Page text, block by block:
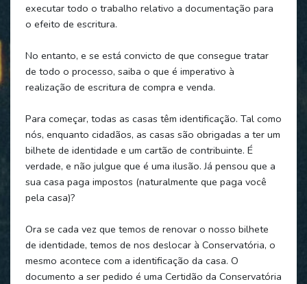
executar todo o trabalho relativo a documentação para
o efeito de escritura.
No entanto, e se está convicto de que consegue tratar
de todo o processo, saiba o que é imperativo à
realização de escritura de compra e venda.
Para começar, todas as casas têm identificação. Tal como
nós, enquanto cidadãos, as casas são obrigadas a ter um
bilhete de identidade e um cartão de contribuinte. É
verdade, e não julgue que é uma ilusão. Já pensou que a
sua casa paga impostos (naturalmente que paga você
pela casa)?
Ora se cada vez que temos de renovar o nosso bilhete
de identidade, temos de nos deslocar à Conservatória, o
mesmo acontece com a identificação da casa. O
documento a ser pedido é uma Certidão da Conservatória